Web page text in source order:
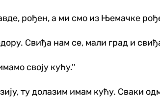
рођен, а ми смо из Њемачке
Свиђа нам се, мали град и
своју кућу.''
ту долазим имам кућу. Сваки